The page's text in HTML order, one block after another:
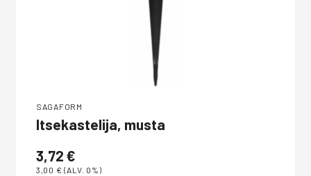
SAGAFORM
Itsekastelija, musta
3,72 €
3,00 € (ALV. 0%)